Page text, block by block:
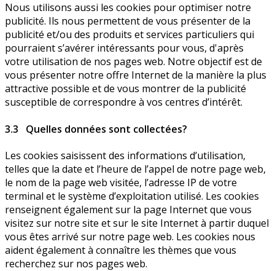
Nous utilisons aussi les cookies pour optimiser notre
publicité. Ils nous permettent de vous présenter de la
publicité et/ou des produits et services particuliers qui
pourraient s’avérer intéressants pour vous, d'après
votre utilisation de nos pages web. Notre objectif est de
vous présenter notre offre Internet de la manière la plus
attractive possible et de vous montrer de la publicité
susceptible de correspondre à vos centres d’intérêt.
3.3 Quelles données sont collectées?
Les cookies saisissent des informations d’utilisation,
telles que la date et l’heure de l’appel de notre page web,
le nom de la page web visitée, l’adresse IP de votre
terminal et le système d’exploitation utilisé. Les cookies
renseignent également sur la page Internet que vous
visitez sur notre site et sur le site Internet à partir duquel
vous êtes arrivé sur notre page web. Les cookies nous
aident également à connaître les thèmes que vous
recherchez sur nos pages web.